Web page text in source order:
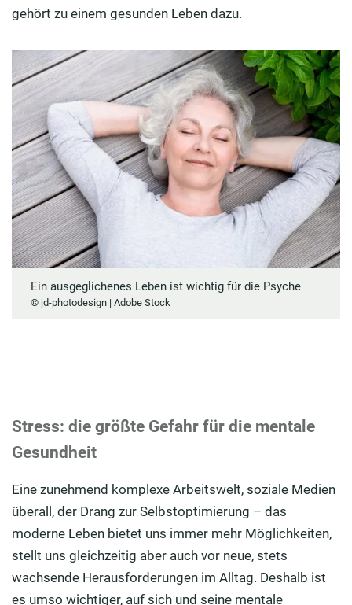
gehört zu einem gesunden Leben dazu.
Ein ausgeglichenes Leben ist wichtig für die Psyche
© jd-photodesign | Adobe Stock
Stress: die größte Gefahr für die mentale
Gesundheit
Eine zunehmend komplexe Arbeitswelt, soziale Medien
überall, der Drang zur Selbstoptimierung – das
moderne Leben bietet uns immer mehr Möglichkeiten,
stellt uns gleichzeitig aber auch vor neue, stets
wachsende Herausforderungen im Alltag. Deshalb ist
es umso wichtiger, auf sich und seine mentale